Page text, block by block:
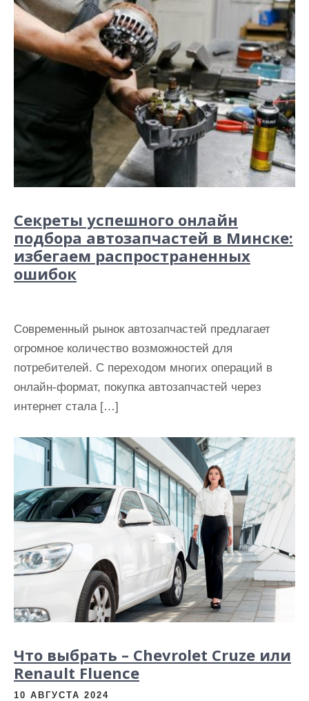
Секреты успешного онлайн
подбора автозапчастей в Минске:
избегаем распространенных
ошибок
Современный рынок автозапчастей предлагает
огромное количество возможностей для
потребителей. С переходом многих операций в
онлайн-формат, покупка автозапчастей через
интернет стала […]
Что выбрать – Сhevrolet Сruze или
Renault Fluence
10 АВГУСТА 2024